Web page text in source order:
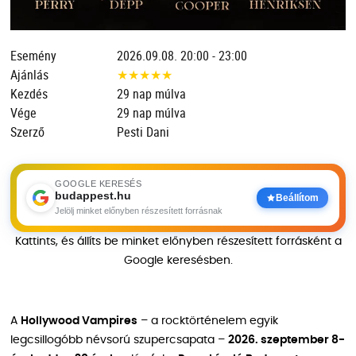
Esemény
2026.09.08. 20:00 - 23:00
Ajánlás
★★★★★
Kezdés
29 nap múlva
Vége
29 nap múlva
Szerző
Pesti Dani
GOOGLE KERESÉS
budappest.hu
Jelölj minket előnyben részesített forrásnak
Beállítom
Kattints, és állíts be minket előnyben részesített forrásként a
Google keresésben.
A Hollywood Vampires – a rocktörténelem egyik
legcsillogóbb névsorú szupercsapata – 2026. szeptember 8-